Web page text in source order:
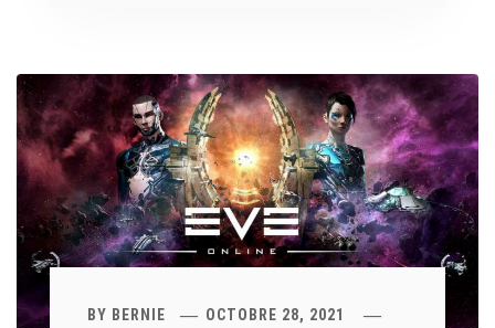
BY BERNIE OCTOBRE 28, 2021